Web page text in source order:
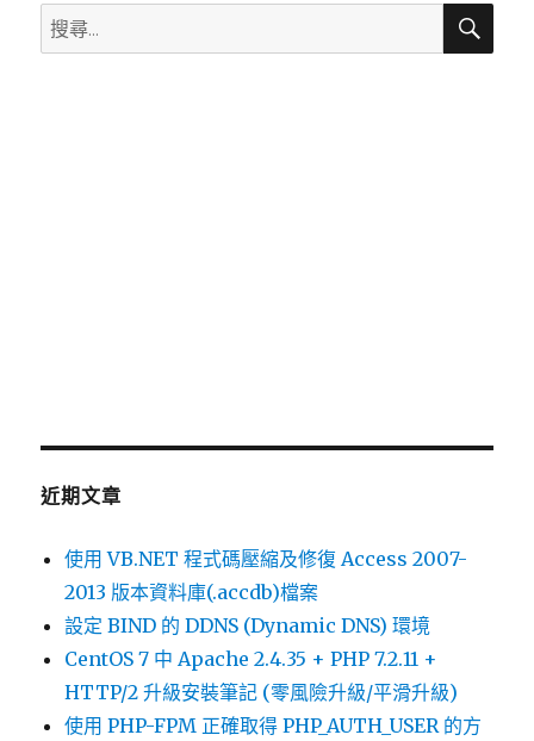
搜
尋
搜
近期文章
使用 VB.NET 程式碼壓縮及修復 Access 2007-
2013 版本資料庫(.accdb)檔案
設定 BIND 的 DDNS (Dynamic DNS) 環境
CentOS 7 中 Apache 2.4.35 + PHP 7.2.11 +
HTTP/2 升級安裝筆記 (零風險升級/平滑升級)
使用 PHP-FPM 正確取得 PHP_AUTH_USER 的方